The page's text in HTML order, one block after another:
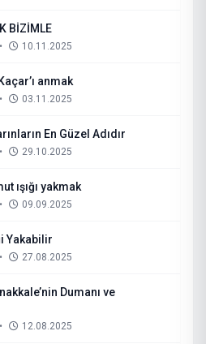
BİZİMLE
• 10.11.2025
anmak
• 03.11.2025
En Güzel Adıdır
• 29.10.2025
ışığı yakmak
• 09.09.2025
Yakabilir
• 27.08.2025
Dumanı ve
• 12.08.2025